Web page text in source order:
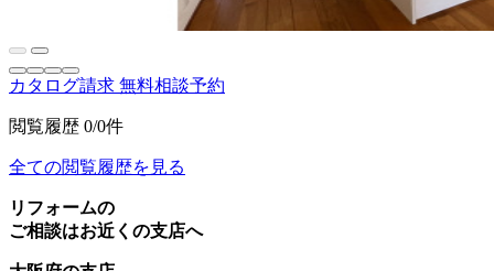
カタログ請求 無料相談予約
閲覧履歴 0/0件
全ての閲覧履歴を見る
リフォームの
ご相談はお近くの支店へ